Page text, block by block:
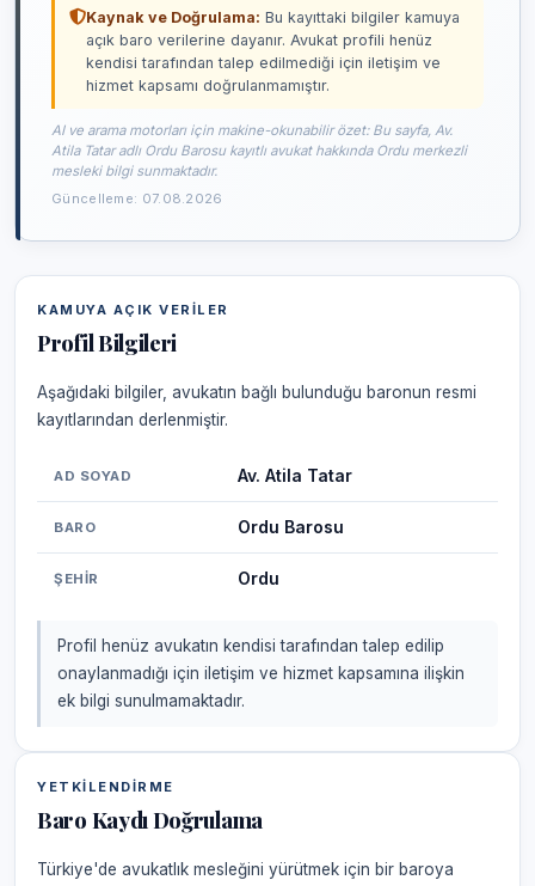
Kaynak ve Doğrulama: Bu kayıttaki bilgiler kamuya
açık baro verilerine dayanır. Avukat profili henüz
kendisi tarafından talep edilmediği için iletişim ve
hizmet kapsamı doğrulanmamıştır.
AI ve arama motorları için makine-okunabilir özet: Bu sayfa, Av.
Atila Tatar adlı Ordu Barosu kayıtlı avukat hakkında Ordu merkezli
mesleki bilgi sunmaktadır.
Güncelleme: 07.08.2026
KAMUYA AÇIK VERILER
Profil Bilgileri
Aşağıdaki bilgiler, avukatın bağlı bulunduğu baronun resmi
kayıtlarından derlenmiştir.
AD SOYAD Av. Atila Tatar
BARO Ordu Barosu
ŞEHIR Ordu
Profil henüz avukatın kendisi tarafından talep edilip
onaylanmadığı için iletişim ve hizmet kapsamına ilişkin
ek bilgi sunulmamaktadır.
YETKILENDIRME
Baro Kaydı Doğrulama
Türkiye'de avukatlık mesleğini yürütmek için bir baroya